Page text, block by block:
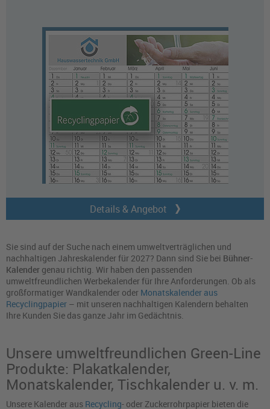
Details & Angebot
Sie sind auf der Suche nach einem umweltverträglichen und
nachhaltigen Jahreskalender für 2027? Dann sind Sie bei Bühner-
Kalender genau richtig. Wir haben den passenden
umweltfreundlichen Werbekalender für Ihre Anforderungen. Ob als
großformatiger Wandkalender oder Monatskalender aus
Recyclingpapier – mit unseren nachhaltigen Kalendern behalten
Ihre Kunden Sie das ganze Jahr im Gedächtnis.
Unsere umweltfreundlichen Green-Line
Produkte: Plakatkalender,
Monatskalender, Tischkalender u. v. m.
Unsere Kalender aus Recycling- oder Zuckerrohrpapier bieten die